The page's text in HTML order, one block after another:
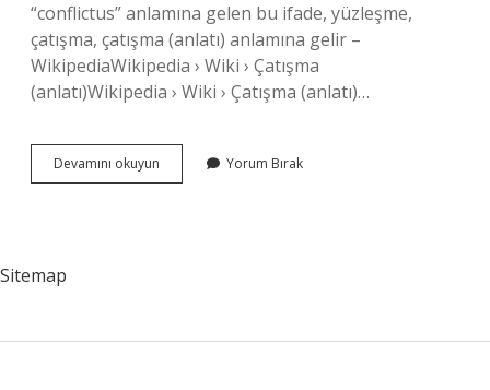
“conflictus” anlamına gelen bu ifade, yüzleşme,
çatışma, çatışma (anlatı) anlamına gelir –
WikipediaWikipedia › Wiki › Çatışma
(anlatı)Wikipedia › Wiki › Çatışma (anlatı)…
Devamını okuyun Çatışma
Türleri
Yorum Bırak
Sitemap